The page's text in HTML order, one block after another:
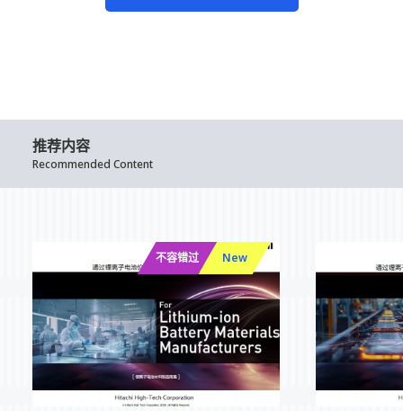
推荐内容
Recommended Content
不容错过 New